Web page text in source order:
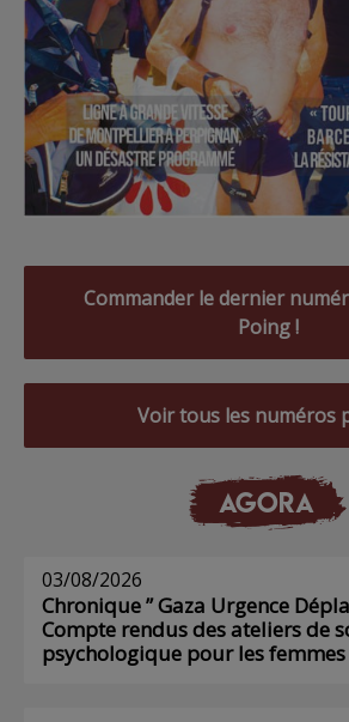
Commander le dernier
Poing !
Voir tous les numéros
AGORA
03/08/2026
Chronique ” Gaza Urgence
Compte rendus des ateliers de
psychologique pour les femmes